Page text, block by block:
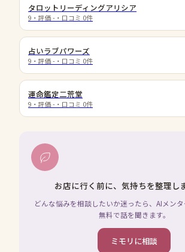
タロットリーディングアリシア
9 ・評価 - ・口コミ 0件
占いラブパワーズ
9 ・評価 - ・口コミ 0件
運命鑑定二荒堂
9 ・評価 - ・口コミ 0件
お店に行く前に、気持ちを整理し
どんな悩みを相談したいか迷ったら、AIメン
無料で話を聞きます。
ミモリに相談